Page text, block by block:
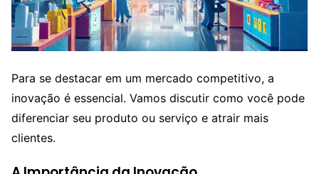
Para se destacar em um mercado competitivo, a
inovação é essencial. Vamos discutir como você pode
diferenciar seu produto ou serviço e atrair mais
clientes.